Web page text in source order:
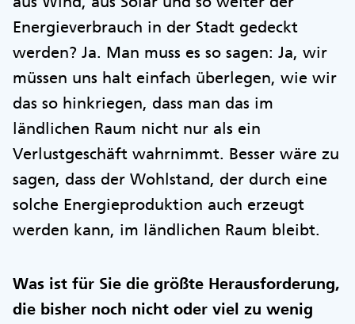
Energieverbrauch in der Stadt gedeckt
werden? Ja. Man muss es so sagen: Ja, wir
müssen uns halt einfach überlegen, wie wir
das so hinkriegen, dass man das im
ländlichen Raum nicht nur als ein
Verlustgeschäft wahrnimmt. Besser wäre zu
sagen, dass der Wohlstand, der durch eine
solche Energieproduktion auch erzeugt
werden kann, im ländlichen Raum bleibt.
Was ist für Sie die größte Herausforderung,
die bisher noch nicht oder viel zu wenig